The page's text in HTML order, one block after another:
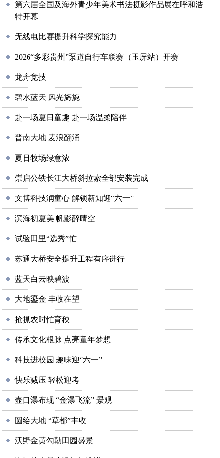
第六届全国及海外青少年美术书法摄影作品展在呼和浩
特开幕
无线电比赛提升科学探究能力
2026“多彩贵州”泵道自行车联赛（玉屏站）开赛
龙舟竞技
碧水蓝天 风光旖旎
赴一场夏日童趣 赴一场温柔陪伴
晋南大地 麦浪翻涌
夏日牧场绿意浓
崇启公铁长江大桥斜拉索全部安装完成
文博科技润童心 解锁新知迎“六一”
滨海初夏美 帆影醉晴空
试验田里“选秀”忙
苏通大桥安全提升工程有序进行
蓝天白云映碧波
大地鎏金 丰收在望
抢抓农时忙育秧
传承文化根脉 点亮童年梦想
科技进校园 趣味迎“六一”
快乐减压 轻松迎考
壶口瀑布现 “金瀑飞流” 景观
圆绘大地 “草都”丰收
沃野金黄勾勒田园盛景